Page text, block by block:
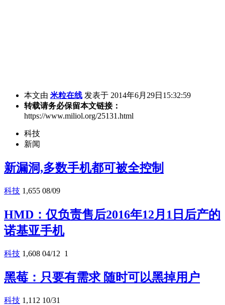
本文由 米粒在线 发表于 2014年6月29日15:32:59
转载请务必保留本文链接：
https://www.miliol.org/25131.html
科技
新闻
新漏洞,多数手机都可被全控制
科技 1,655 08/09
HMD：仅负责售后2016年12月1日后产的
诺基亚手机
科技 1,608 04/12 1
黑莓：只要有需求 随时可以黑掉用户
科技 1,112 10/31